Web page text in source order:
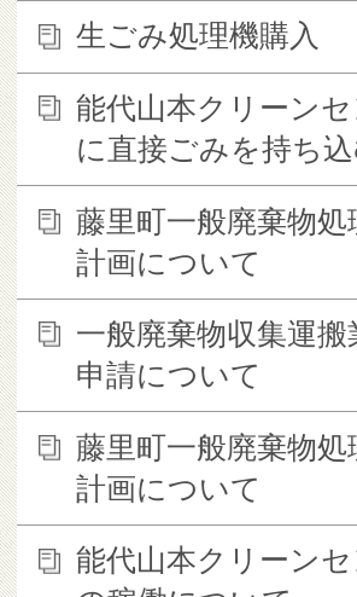
生ごみ処理機購入
能代山本クリーン
に直接ごみを持ち
藤里町一般廃棄物処
計画について
一般廃棄物収集運搬
申請について
藤里町一般廃棄物処
計画について
能代山本クリーン